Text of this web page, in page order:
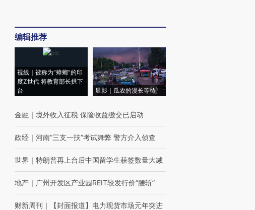
编辑推荐
视线｜被称为“蟑螂”的印
度Z世代 将教育部长拱下
台
显影｜瓜农的漫长等待
金融 ｜ 境外收入征税 保险收益缴交已启动
政经 ｜ 河南“三支一扶”考试舞弊 警方介入侦查
世界 ｜ 特朗普再上台后中国留学生获签数量大减
地产 ｜ 广州开发区产业园REIT较发行价“腰斩”
财新周刊 ｜ 【封面报道】电力现货市场元年突进